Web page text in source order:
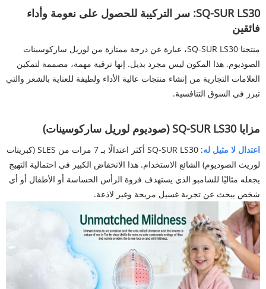
SQ-SUR LS30: سر التركيبة للحصول على نعومة وأداء
فائقين
منتجنا SQ-SUR LS30، عبارة عن درجة ممتازة من لوريل ساركوسينات
الصوديوم. هذا المكون ليس مجرد بديل. إنها ترقية مهمة، مصممة لتمكين
العلامات التجارية من إنشاء منتجات عالية الأداء ولطيفة للعناية بالشعر والتي
تبرز في السوق التنافسية.
مزايا SQ-SUR LS30 (صوديوم لوريل ساركوسينات)
اعتدال لا مثيل له
: SQ-SUR LS30 أكثر اعتدالًا بـ 7 مرات من SLES (كبريتات
لوريث الصوديوم) الشائع الاستخدام. هذا الانخفاض الكبير في احتمالية التهيج
يجعله مثاليًا للشامبو الذي يستهدف فروة الرأس الحساسة أو الأطفال أو أي
شخص يبحث عن تجربة غسيل مريحة وغير لاذعة.